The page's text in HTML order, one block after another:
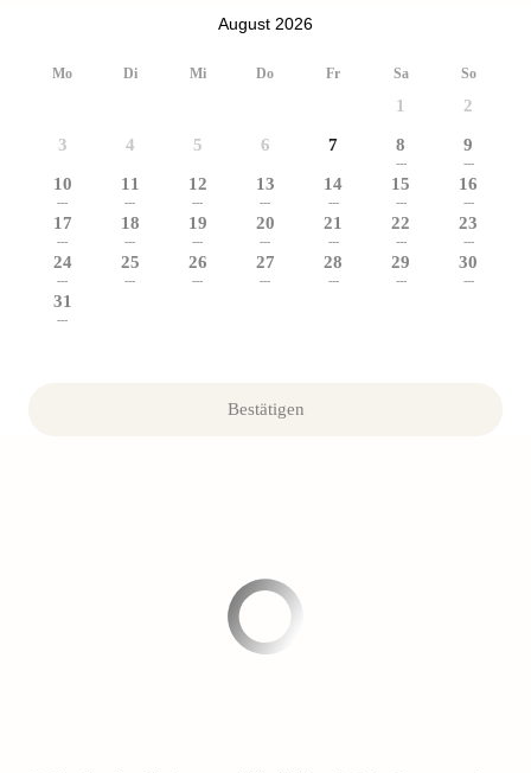
August 2026
Mo Di Mi Do Fr Sa So
1 2
3 4 5 6 7 8
---
9
---
10
---
11
---
12
---
13
---
14
---
15
---
16
---
17
---
18
---
19
---
20
---
21
---
22
---
23
---
24
---
25
---
26
---
27
---
28
---
29
---
30
---
31
---
Bestätigen